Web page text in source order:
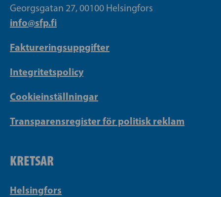
Georgsgatan 27, 00100 Helsingfors
info@sfp.fi
Faktureringsuppgifter
Integritetspolicy
Cookieinställningar
Transparensregister för politisk reklam
KRETSAR
Helsingfors